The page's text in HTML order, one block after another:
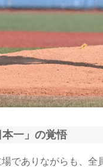
一」の覚悟
でありながらも、全